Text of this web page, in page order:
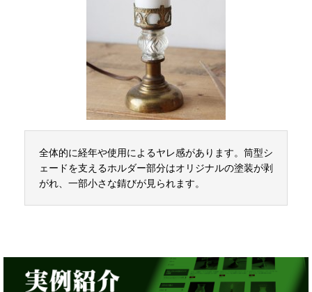
全体的に経年や使用によるヤレ感があります。筒型シ
ェードを支えるホルダー部分はオリジナルの塗装が剥
がれ、一部小さな錆びが見られます。